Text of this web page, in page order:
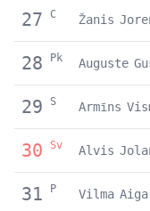
27 C Žanis
28 Pk Auguste
29 S Armīns
30 Sv Alvis
31 P Vilma